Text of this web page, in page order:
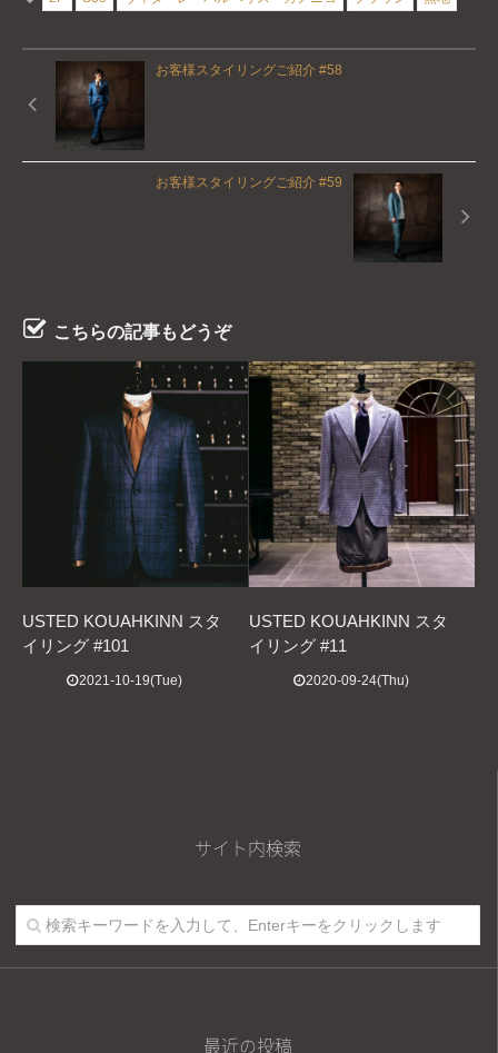
お客様スタイリングご紹介 #58
お客様スタイリングご紹介 #59
こちらの記事もどうぞ
USTED KOUAHKINN スタ
イリング #101
2021-10-19(Tue)
USTED KOUAHKINN スタ
イリング #11
2020-09-24(Thu)
サイト内検索
最近の投稿